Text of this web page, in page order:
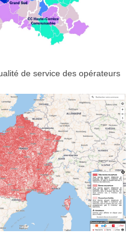
de service des opérateurs